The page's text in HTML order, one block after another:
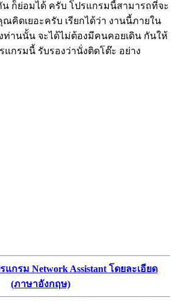
น ก็ย่อมได้ ครับ โปรแกรมนี้สามารถที่จะ
คิดเยอะครับ เรียกได้ว่า งานนี้ภายใน
ท่านนั้น จะได้ไม่ต้องมีคนคอยเดิน กันให้
กรมนี้ รับรองว่านั่งติดโต๊ะ อย่าง
แกรม Network Assistant โดยละเอียด
(ภาษาอังกฤษ)